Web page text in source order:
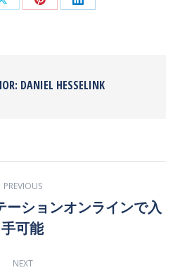
Share Share Share
DANIEL HESSELINK
PREVIOUS
Previous
post:
ーションオンラインで入
手可能
NEXT